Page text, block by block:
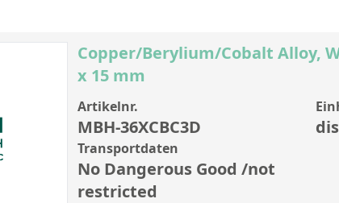
Copper/Berylium/Cobalt Alloy,
x 15 mm
Artikelnr.
MBH-36XCBC3D
Transportdaten
No Dangerous Good /not
restricted